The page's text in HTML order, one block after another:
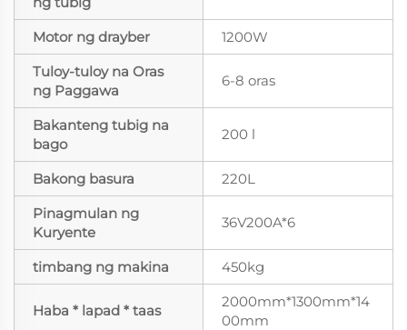
Motor ng drayber
1200W
Tuloy-tuloy na Oras
ng Paggawa
6-8 oras
Bakanteng tubig na
bago
200 l
Bakong basura
220L
Pinagmulan ng
Kuryente
36V200A*6
timbang ng makina 450kg
Haba * lapad * taas
2000mm*1300mm*14
00mm